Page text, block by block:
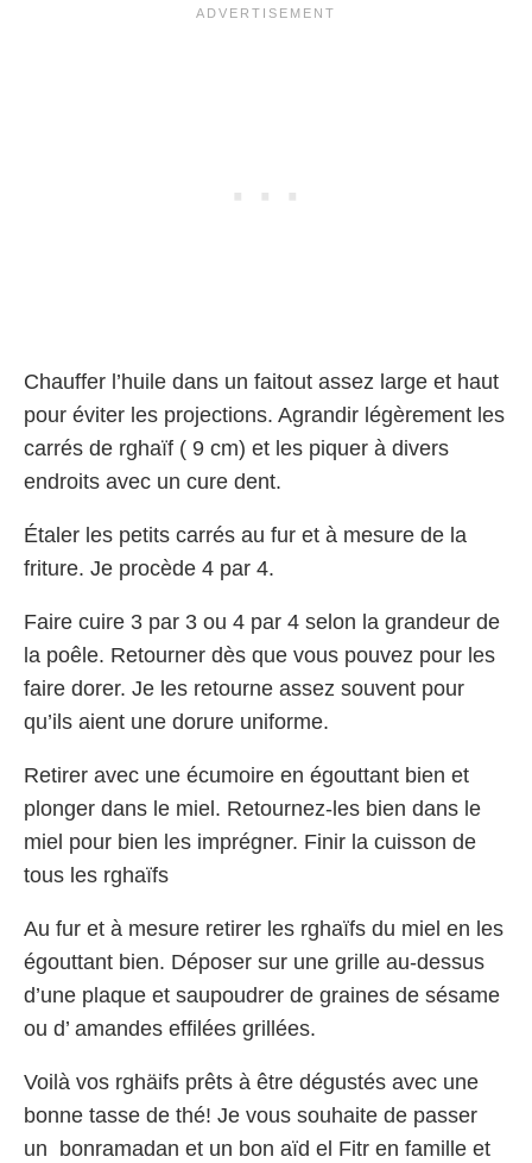
Chauffer l’huile dans un faitout assez large et haut
pour éviter les projections. Agrandir légèrement les
carrés de rghaïf ( 9 cm) et les piquer à divers
endroits avec un cure dent.
Étaler les petits carrés au fur et à mesure de la
friture. Je procède 4 par 4.
Faire cuire 3 par 3 ou 4 par 4 selon la grandeur de
la poêle. Retourner dès que vous pouvez pour les
faire dorer. Je les retourne assez souvent pour
qu’ils aient une dorure uniforme.
Retirer avec une écumoire en égouttant bien et
plonger dans le miel. Retournez-les bien dans le
miel pour bien les imprégner. Finir la cuisson de
tous les rghaïfs
Au fur et à mesure retirer les rghaïfs du miel en les
égouttant bien. Déposer sur une grille au-dessus
d’une plaque et saupoudrer de graines de sésame
ou d’ amandes effilées grillées.
Voilà vos rghäifs prêts à être dégustés avec une
bonne tasse de thé! Je vous souhaite de passer
un bonramadan et un bon aïd el Fitr en famille et